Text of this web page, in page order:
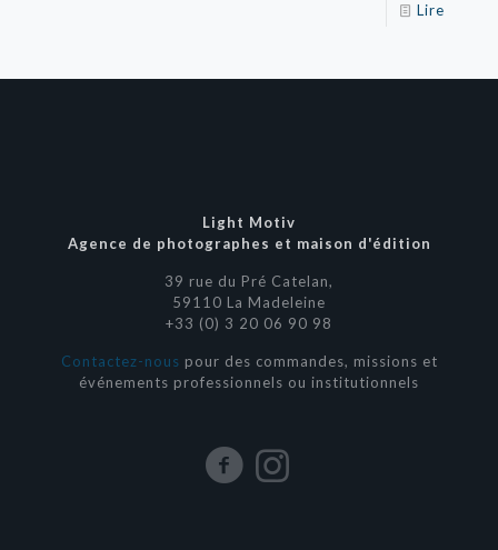
Lire
Light Motiv
Agence de photographes et maison d'édition
39 rue du Pré Catelan,
59110 La Madeleine
+33 (0) 3 20 06 90 98
Contactez-nous pour des commandes, missions et
événements professionnels ou institutionnels